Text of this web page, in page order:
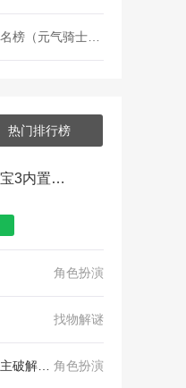
热门排行榜
鬼畜天线宝3内置菜单
角色扮演
找物解谜
角色扮演